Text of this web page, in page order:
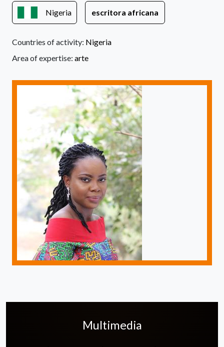
Nigeria escritora africana
Countries of activity: Nigeria
Area of expertise: arte
Multimedia